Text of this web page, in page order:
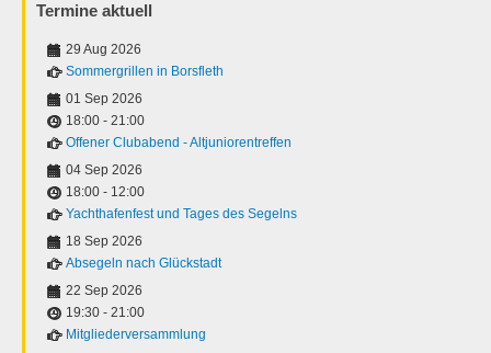
Termine aktuell
29 Aug 2026
Sommergrillen in Borsfleth
01 Sep 2026
18:00 - 21:00
Offener Clubabend - Altjuniorentreffen
04 Sep 2026
18:00 - 12:00
Yachthafenfest und Tages des Segelns
18 Sep 2026
Absegeln nach Glückstadt
22 Sep 2026
19:30 - 21:00
Mitgliederversammlung